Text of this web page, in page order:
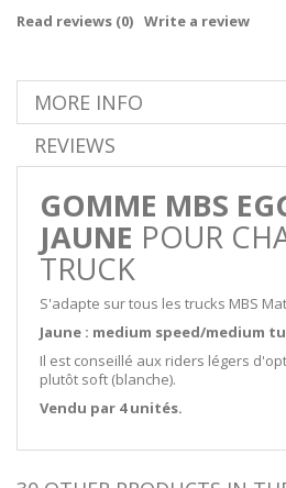
Read reviews (0) Write a review
MORE INFO
REVIEWS
GOMME MBS
JAUNE POUR
TRUCK
S'adapte sur tous les trucks MBS
Jaune : medium speed/medium
Il est conseillé aux riders légers
plutôt soft (blanche).
Vendu par 4 unités.